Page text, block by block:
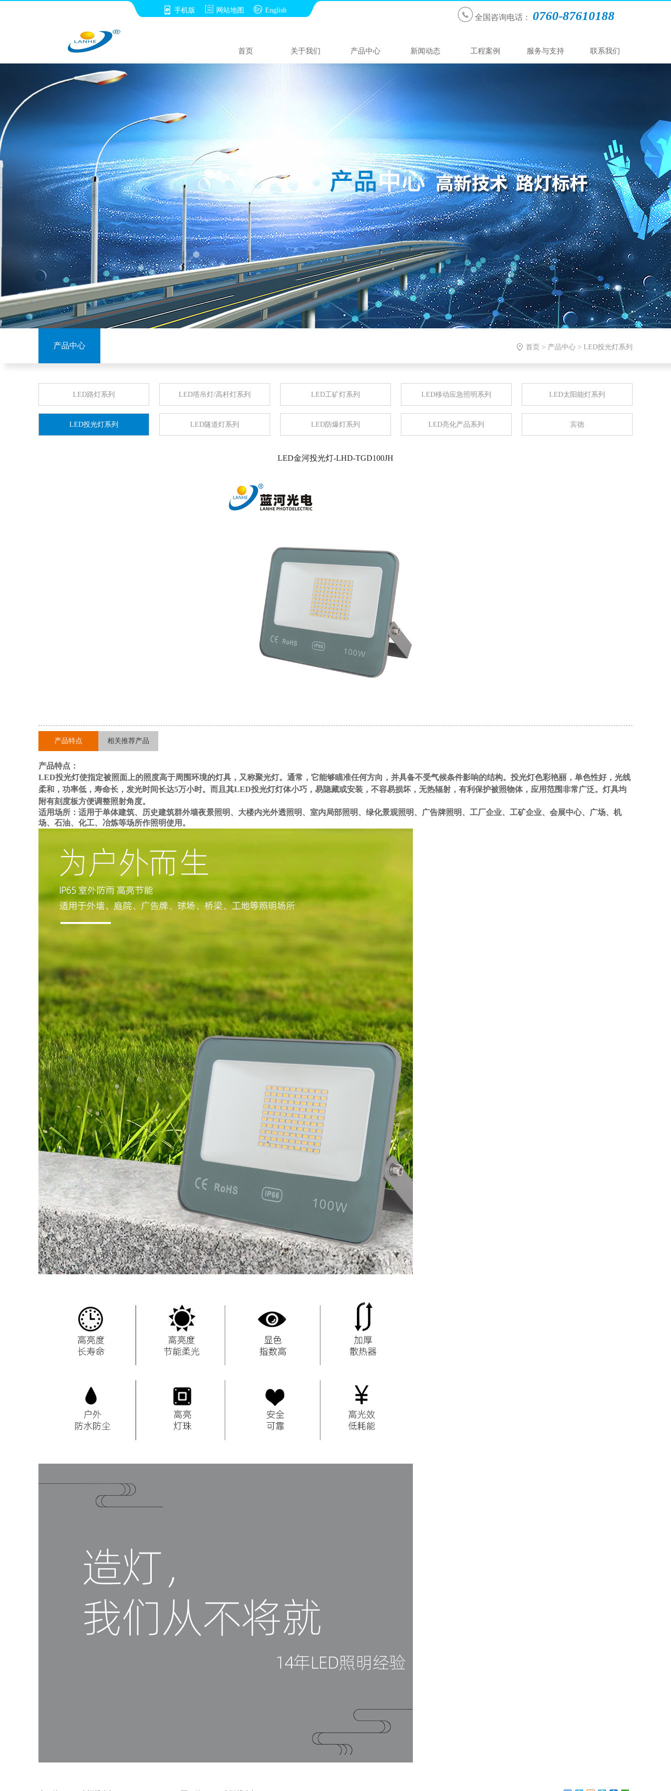
 手机版  网站地图  English  全国咨询电话： 0760-87610188
首页 关于我们 产品中心 新闻动态 工程案例 服务与支持 联系我们
产品中心  首页 > 产品中心 > LED投光灯系列
LED路灯系列 LED塔吊灯/高杆灯系列 LED工矿灯系列 LED移动应急照明系列 LED太阳能灯系列
LED投光灯系列 LED隧道灯系列 LED防爆灯系列 LED亮化产品系列 宾德
LED金河投光灯-LHD-TGD100JH
产品特点 相关推荐产品
产品特点：
LED投光灯使指定被照面上的照度高于周围环境的灯具，又称聚光灯。通常，它能够瞄准任何方向，并具备不受气候条件影响的结构。投光灯色彩艳丽，单色性好，光线
柔和，功率低，寿命长，发光时间长达5万小时。而且其LED投光灯灯体小巧，易隐藏或安装，不容易损坏，无热辐射，有利保护被照物体，应用范围非常广泛。灯具均
附有刻度板方便调整照射角度。
适用场所： 适用于单体建筑、历史建筑群外墙夜景照明、大楼内光外透照明、室内局部照明、绿化景观照明、广告牌照明、工厂企业、工矿企业、会展中心、广场、机
场、石油、化工、冶炼等场所作照明使用。